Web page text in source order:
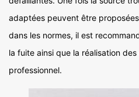
adaptées peuvent être
dans les normes, il est
la fuite ainsi que la réalisation
professionnel.